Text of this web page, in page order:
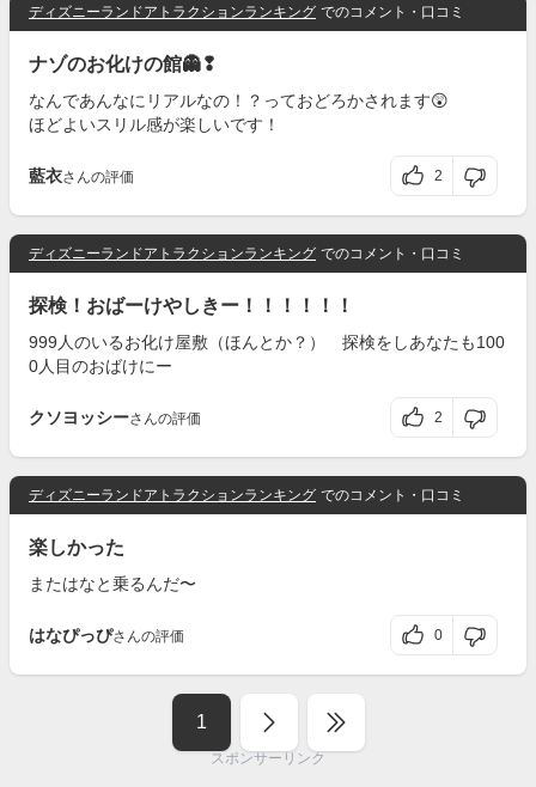
ディズニーランドアトラクションランキング でのコメント・口コミ
ナゾのお化けの館👻❢
なんであんなにリアルなの！？っておどろかされます😲
ほどよいスリル感が楽しいです！
藍衣さんの評価 2
ディズニーランドアトラクションランキング でのコメント・口コミ
探検！おばーけやしきー！！！！！！
999人のいるお化け屋敷（ほんとか？） 探検をしあなたも100
0人目のおばけにー
クソヨッシーさんの評価 2
ディズニーランドアトラクションランキング でのコメント・口コミ
楽しかった
またはなと乗るんだ〜
はなぴっぴさんの評価 0
1
スポンサーリンク